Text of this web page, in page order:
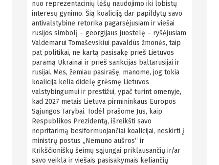
nuo reprezentacinių lėšų naudojimo iki lobistų
interesų gynimo. Šią koaliciją dar papildytų savo
antivalstybine retorika pagarsėjusiam ir viešai
rusijos simbolį – georgijaus juostelę – ryšėjusiam
Valdemarui Tomaševskiui pavaldūs žmonės, taip
pat politikai, ne kartą pasisakę prieš Lietuvos
paramą Ukrainai ir prieš sankcijas baltarusijai ir
rusijai. Mes, žemiau pasirašę, manome, jog tokia
koalicija kelia didelę grėsmę Lietuvos
valstybingumui ir prestižui, ypač turint omenyje,
kad 2027 metais Lietuva pirmininkaus Europos
Sąjungos Tarybai. Todėl prašome Jus, kaip
Respublikos Prezidentą, išreikšti savo
nepritarimą besiformuojančiai koalicijai, neskirti į
ministrų postus „Nemuno aušros“ ir
Krikščioniškų šeimų sąjungai priklausančių ir/ar
savo veikla ir viešais pasisakymais keliančių